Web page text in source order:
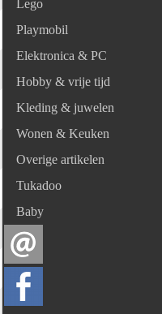
Lego
Playmobil
Elektronica & PC
Hobby & vrije tijd
Kleding & juwelen
Wonen & Keuken
Overige artikelen
Tukadoo
Baby